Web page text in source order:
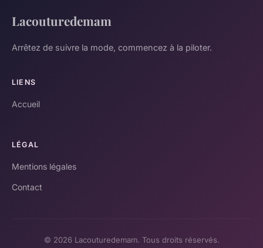
Lacouturedemam
Arrêtez de suivre la mode, commencez à la piloter.
LIENS
Accueil
LÉGAL
Mentions légales
Contact
© 2026 Lacouturedemam. Tous droits réservés.